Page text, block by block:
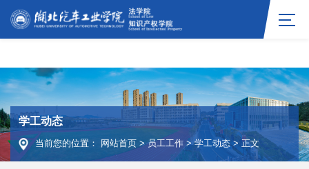
TapTap点点(原188改名)官方网站-Official
Website
学工动态
当前您的位置： 网站首页 >员工工作 >学工动态> 正文